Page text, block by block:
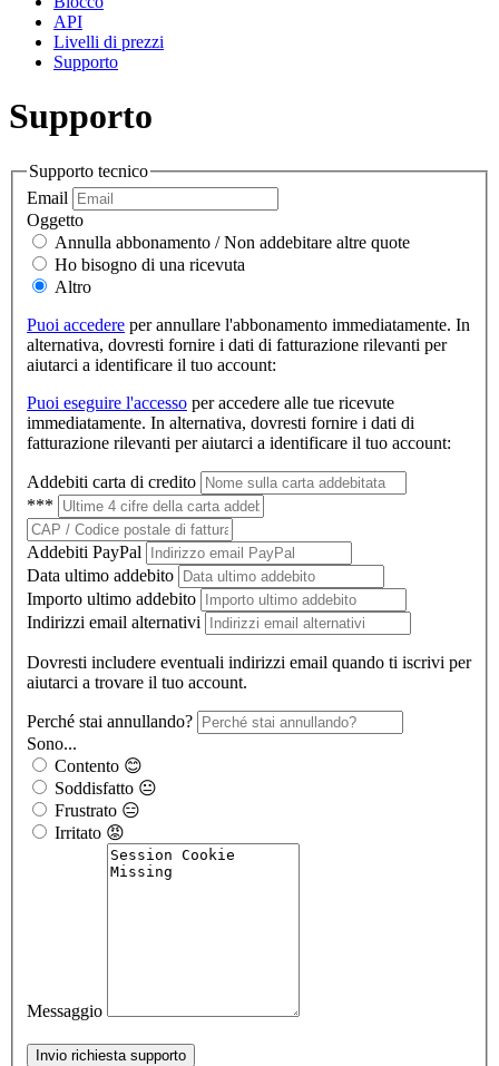
API
Livelli di prezzi
Supporto
Supporto
Supporto tecnico
Email
Oggetto
Annulla abbonamento / Non addebitare altre quote
Ho bisogno di una ricevuta
Altro
Puoi accedere per annullare l'abbonamento immediatamente. In
alternativa, dovresti fornire i dati di fatturazione rilevanti per
aiutarci a identificare il tuo account:
Puoi eseguire l'accesso per accedere alle tue ricevute
immediatamente. In alternativa, dovresti fornire i dati di
fatturazione rilevanti per aiutarci a identificare il tuo account:
Addebiti carta di credito
***
Addebiti PayPal
Data ultimo addebito
Importo ultimo addebito
Indirizzi email alternativi
Dovresti includere eventuali indirizzi email quando ti iscrivi per
aiutarci a trovare il tuo account.
Perché stai annullando?
Sono...
Contento 😊
Soddisfatto 😐
Frustrato 😑
Irritato 😡
Messaggio
Invio richiesta supporto